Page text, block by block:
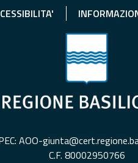
AOO-
C.F. 80002950766